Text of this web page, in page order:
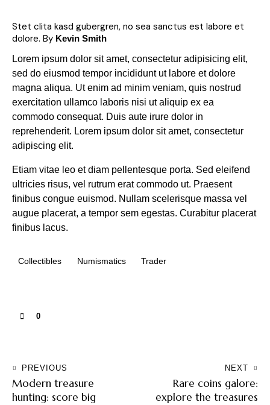
Stet clita kasd gubergren, no sea sanctus est labore et
dolore. By Kevin Smith
Lorem ipsum dolor sit amet, consectetur adipisicing elit,
sed do eiusmod tempor incididunt ut labore et dolore
magna aliqua. Ut enim ad minim veniam, quis nostrud
exercitation ullamco laboris nisi ut aliquip ex ea
commodo consequat. Duis aute irure dolor in
reprehenderit. Lorem ipsum dolor sit amet, consectetur
adipiscing elit.
Etiam vitae leo et diam pellentesque porta. Sed eleifend
ultricies risus, vel rutrum erat commodo ut. Praesent
finibus congue euismod. Nullam scelerisque massa vel
augue placerat, a tempor sem egestas. Curabitur placerat
finibus lacus.
Collectibles Numismatics Trader
0
PREVIOUS
Modern treasure
hunting: score big
NEXT
Rare coins galore:
explore the treasures